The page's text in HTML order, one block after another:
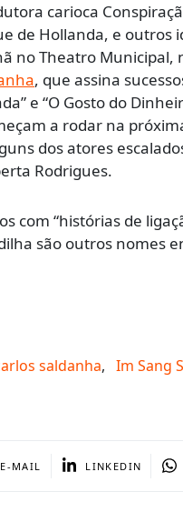
carioca
de Hollanda, e outros
no Theatro Municipal,
, que assina
e “O Gosto do
a rodar na
dos atores
Rodrigues.
com “histórias de
são outros nomes
saldanha, Im Sang
E-MAIL LINKEDIN